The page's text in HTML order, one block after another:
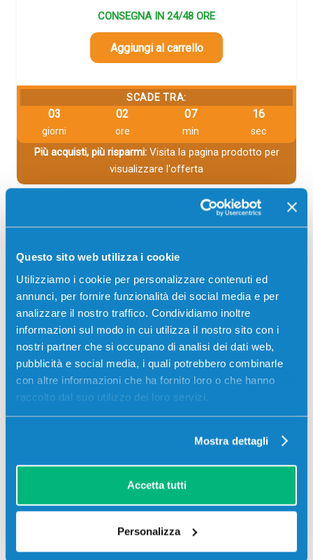
Questo sito web utilizza i cookie
Utilizziamo i cookie per personalizzare contenuti ed
annunci, per fornire funzionalità dei social media e per
analizzare il nostro traffico. Condividiamo inoltre
informazioni sul modo in cui utilizza il nostro sito con i
nostri partner che si occupano di analisi dei dati web,
pubblicità e social media, i quali potrebbero combinarle
con altre informazioni che ha fornito loro o che hanno
raccolto dal suo utilizzo dei loro servizi.
Mostra dettagli
Accetta tutti
Personalizza
CONSEGNA IN 24/48 ORE
Aggiungi al carrello
SCADE TRA:
03
giorni
02
ore
07
min
15
sec
Più acquisti, più risparmi:Visita la pagina prodotto per
visualizzare l'offerta
Cartuccia originale Epson C13T06B240 113 CIANO
Epson ECOTANK ET-16600, Epson ECOTANK ET-
16650, Epson ECOTANK ET-5150, Epson ECOTANK
ET-5170, Epson ECOTANK ET-5800, Epson ECOTANK
ET-5850, Epson ECOTANK ET-5880, Epson ECOTANK
PRO ET-16680